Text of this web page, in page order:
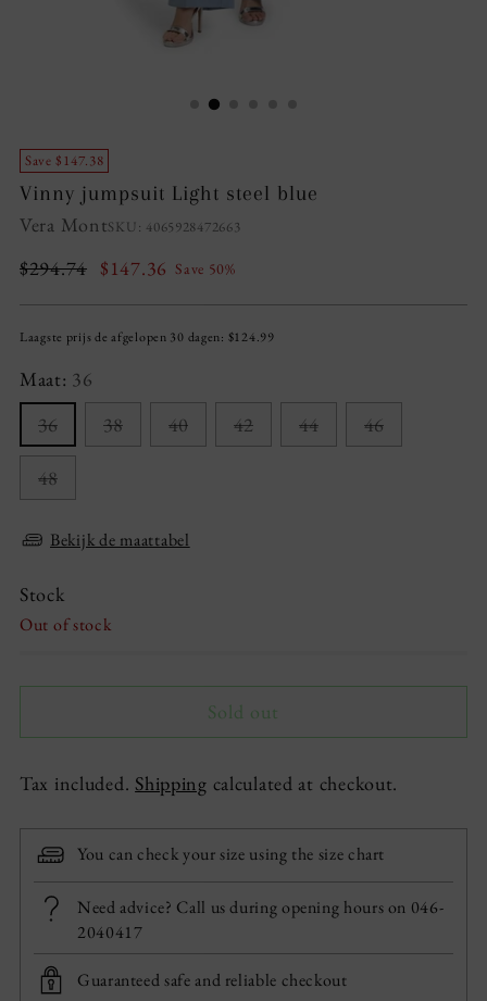
Save $147.38
Vinny jumpsuit Light steel blue
Vera MontSKU: 4065928472663
Regular
$294.74 $147.36 Save 50%
Laagste prijs de afgelopen 30 dagen: $124.99
Maat: 36
36
38 40 42 44 46
48
Bekijk de maattabel
Stock
Out of stock
Sold out
Tax included. Shipping calculated at checkout.
You can check your size using the size chart
Need advice? Call us during opening hours on 046-
2040417
Guaranteed safe and reliable checkout